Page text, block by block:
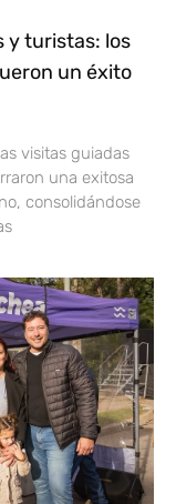
y turistas: los
un éxito
visitas guiadas
una exitosa
consolidándose